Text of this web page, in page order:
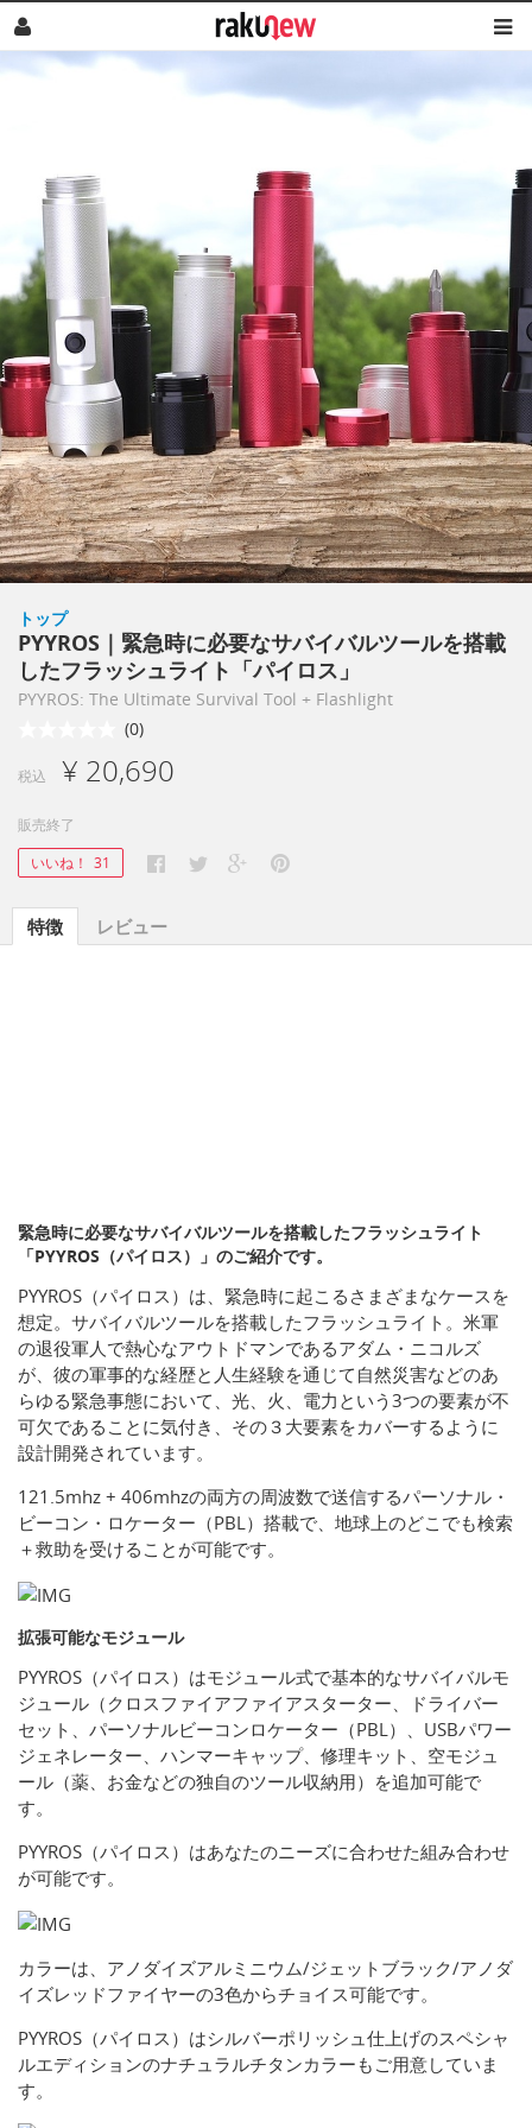
トップ
PYYROS｜緊急時に必要なサバイバルツールを搭載
したフラッシュライト「パイロス」
PYYROS: The Ultimate Survival Tool + Flashlight
(0)
税込 ¥ 20,690
販売終了
いいね！ 31
特徴 レビュー
緊急時に必要なサバイバルツールを搭載したフラッシュライト
「PYYROS（パイロス）」のご紹介です。
PYYROS（パイロス）は、緊急時に起こるさまざまなケースを
想定。サバイバルツールを搭載したフラッシュライト。米軍
の退役軍人で熱心なアウトドマンであるアダム・ニコルズ
が、彼の軍事的な経歴と人生経験を通じて自然災害などのあ
らゆる緊急事態において、光、火、電力という3つの要素が不
可欠であることに気付き、その３大要素をカバーするように
設計開発されています。
121.5mhz + 406mhzの両方の周波数で送信するパーソナル・
ビーコン・ロケーター（PBL）搭載で、地球上のどこでも検索
＋救助を受けることが可能です。
拡張可能なモジュール
PYYROS（パイロス）はモジュール式で基本的なサバイバルモ
ジュール（クロスファイアファイアスターター、ドライバー
セット、パーソナルビーコンロケーター（PBL）、USBパワー
ジェネレーター、ハンマーキャップ、修理キット、空モジュ
ール（薬、お金などの独自のツール収納用）を追加可能で
す。
PYYROS（パイロス）はあなたのニーズに合わせた組み合わせ
が可能です。
カラーは、アノダイズアルミニウム/ジェットブラック/アノダ
イズレッドファイヤーの3色からチョイス可能です。
PYYROS（パイロス）はシルバーポリッシュ仕上げのスペシャ
ルエディションのナチュラルチタンカラーもご用意していま
す。